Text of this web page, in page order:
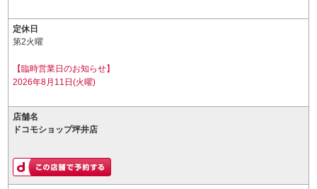
定休日
第2火曜
【臨時営業日のお知らせ】
2026年8月11日(火曜)
店舗名
ドコモショップ坪井店